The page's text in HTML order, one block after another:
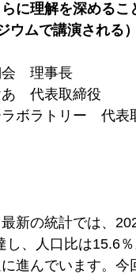
に理解を深めるこ
ウムで講演される
　理事長
　代表取締役
ボラトリー　代表
新の統計では、
、人口比は15.6
進んでいます。